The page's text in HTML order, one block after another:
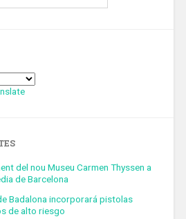
del nou Museu Carmen Thyssen a
de Barcelona
Badalona incorporará pistolas
de alto riesgo